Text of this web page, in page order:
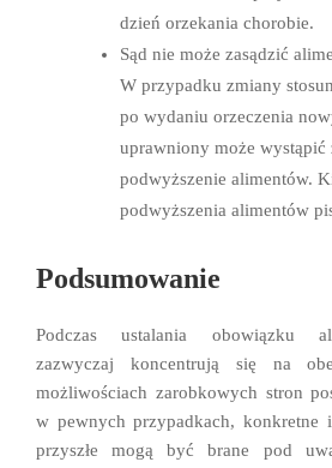
dzień orzekania chorobie.
Sąd nie może zasądzić
W przypadku zmiany
po wydaniu orzeczenia
uprawniony może wystąpić
podwyższenie alimentów.
podwyższenia alimentów
Podsumowanie
Podczas ustalania obowiązku
zazwyczaj koncentrują się na
możliwościach zarobkowych stron
w pewnych przypadkach, konkretne
przyszłe mogą być brane pod